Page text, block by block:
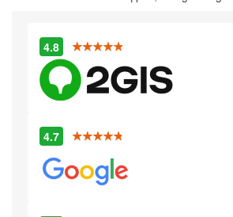
4.8
4.7